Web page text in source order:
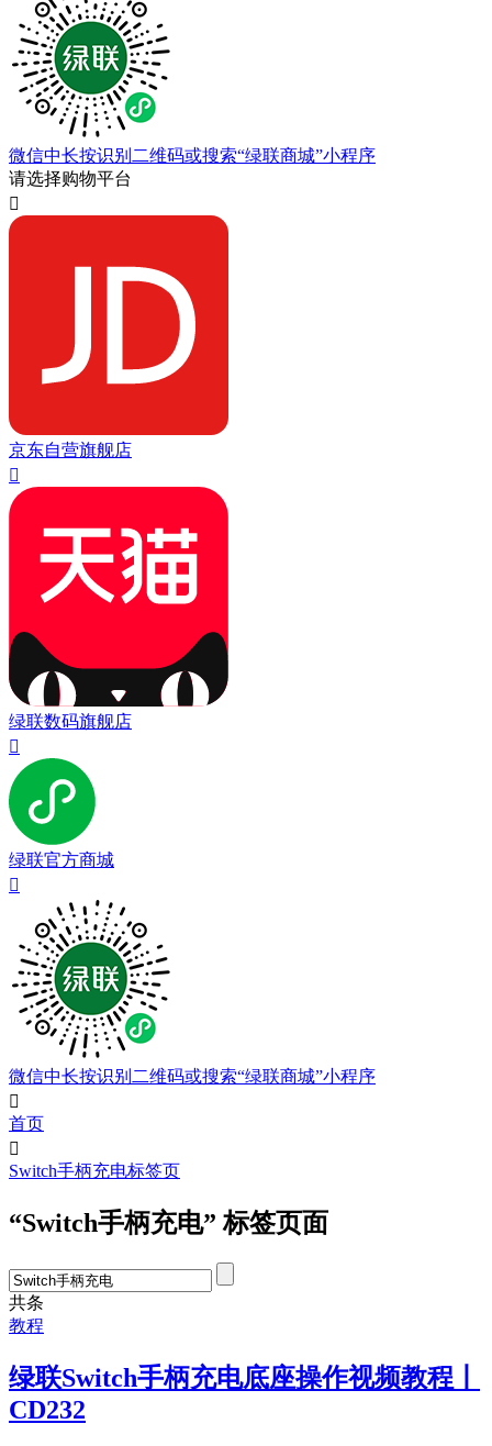
微信中长按识别二维码或搜索“绿联商城”小程序
请选择购物平台

京东自营旗舰店

绿联数码旗舰店

绿联官方商城

微信中长按识别二维码或搜索“绿联商城”小程序

首页

Switch手柄充电标签页
“Switch手柄充电” 标签页面
共条
教程
绿联Switch手柄充电底座操作视频教程丨
CD232